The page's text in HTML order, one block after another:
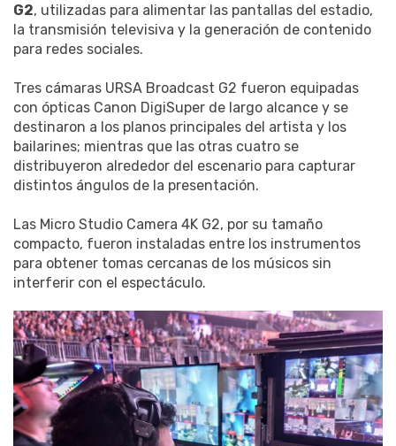
G2, utilizadas para alimentar las pantallas del estadio,
la transmisión televisiva y la generación de contenido
para redes sociales.
Tres cámaras URSA Broadcast G2 fueron equipadas
con ópticas Canon DigiSuper de largo alcance y se
destinaron a los planos principales del artista y los
bailarines; mientras que las otras cuatro se
distribuyeron alrededor del escenario para capturar
distintos ángulos de la presentación.
Las Micro Studio Camera 4K G2, por su tamaño
compacto, fueron instaladas entre los instrumentos
para obtener tomas cercanas de los músicos sin
interferir con el espectáculo.